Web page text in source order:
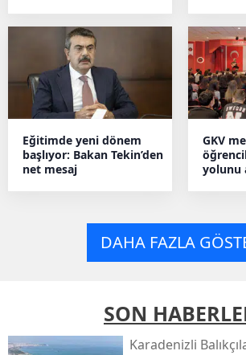
Eğitimde yeni dönem
başlıyor: Bakan Tekin’den
net mesaj
GKV
yolunu
DAHA FAZLA
SON
Karadenizli